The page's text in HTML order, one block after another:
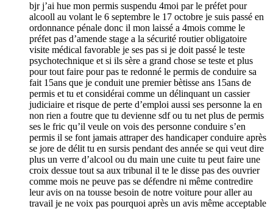
bjr j’ai hue mon permis suspendu 4moi par le préfet pour
alcooll au volant le 6 septembre le 17 octobre je suis passé en
ordonnance pénale donc il mon laissé a 4mois comme le
préfet pas d’amende stage a la sécurité routier obligatoire
visite médical favorable je ses pas si je doit passé le teste
psychotechnique et si ils sère a grand chose se teste et plus
pour tout faire pour pas te redonné le permis de conduire sa
fait 15ans que je conduit une premier bètisse ans 15ans de
permis et tu et considérai comme un délinquant un cassier
judiciaire et risque de perte d’emploi aussi ses personne la en
non rien a foutre que tu devienne sdf ou tu net plus de permis
ses le fric qu’il veule on vois des personne conduire s’en
permis il se font jamais attraper des handicaper conduire après
se jore de délit tu en sursis pendant des année se qui veut dire
plus un verre d’alcool ou du main une cuite tu peut faire une
croix dessue tout sa aux tribunal il te le disse pas des ouvrier
comme mois ne peuve pas se défendre ni même contredire
leur avis on na tousse besoin de notre voiture pour aller au
travail je ne voix pas pourquoi après un avis même acceptable